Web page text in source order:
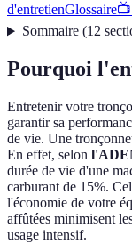
d'entretienGlossaire
Sommaire(12
Pourquoi
Entretenir votre
garantir sa
de vie. Une
En effet, selon
durée de vie d'une
carburant de 15%.
l'économie de votre
affûtées minimisent
usage intensif.